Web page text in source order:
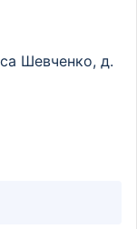
Шевченко, д.